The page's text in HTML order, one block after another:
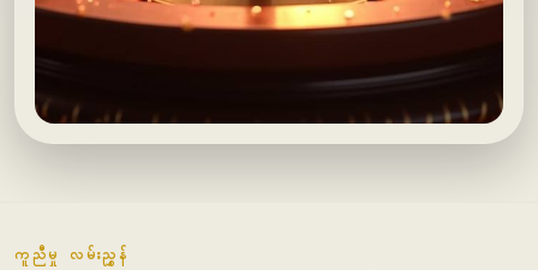
ကူညီမှု လမ်းညွှန်